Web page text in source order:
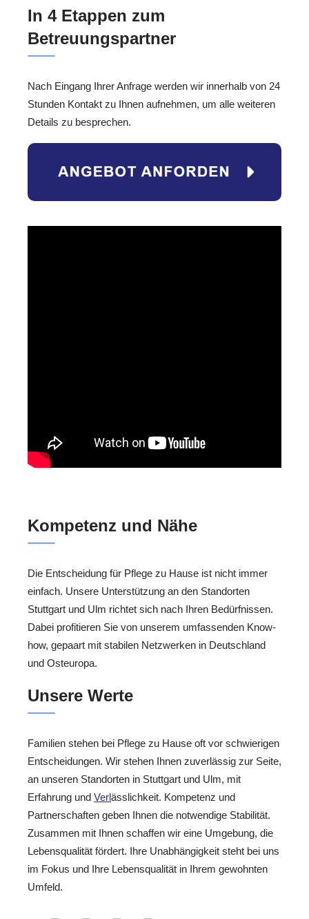
In 4 Etappen zum
Betreuungspartner
Nach Eingang Ihrer Anfrage werden wir innerhalb von 24
Stunden Kontakt zu Ihnen aufnehmen, um alle weiteren
Details zu besprechen.
Kompetenz und Nähe
Die Entscheidung für Pflege zu Hause ist nicht immer
einfach. Unsere Unterstützung an den Standorten
Stuttgart und Ulm richtet sich nach Ihren Bedürfnissen.
Dabei profitieren Sie von unserem umfassenden Know-
how, gepaart mit stabilen Netzwerken in Deutschland
und Osteuropa.
Unsere Werte
Familien stehen bei Pflege zu Hause oft vor schwierigen
Entscheidungen. Wir stehen Ihnen zuverlässig zur Seite,
an unseren Standorten in Stuttgart und Ulm, mit
Erfahrung und Verlässlichkeit. Kompetenz und
Partnerschaften geben Ihnen die notwendige Stabilität.
Zusammen mit Ihnen schaffen wir eine Umgebung, die
Lebensqualität fördert. Ihre Unabhängigkeit steht bei uns
im Fokus und Ihre Lebensqualität in Ihrem gewohnten
Umfeld.